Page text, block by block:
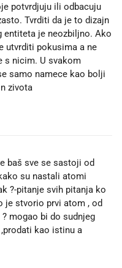
potvrdjuju ili odbacuju
Tvrditi da je to dizajn
entiteta je neozbiljno. Ako
utvrditi pokusima a ne
s nicim. U svakom
samo namece kao bolji
zivota
baš sve se sastoji od
su nastali atomi
?-pitanje svih pitanja ko
je stvorio prvi atom , od
mogao bi do sudnjeg
kao istinu a